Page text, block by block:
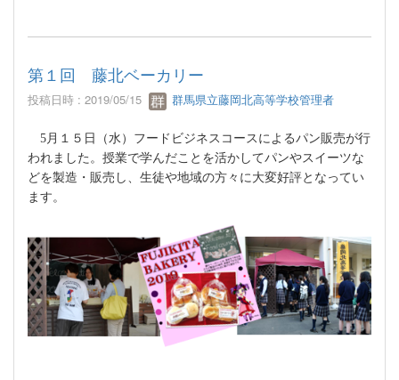
第１回 藤北ベーカリー
投稿日時 : 2019/05/15 群馬県立藤岡北高等学校管理者
5 月１５日（水）フードビジネスコースによるパン販売が行
われました。授業で学んだことを活かしてパンやスイーツな
どを製造・販売し、生徒や地域の方々に大変好評となってい
ます。